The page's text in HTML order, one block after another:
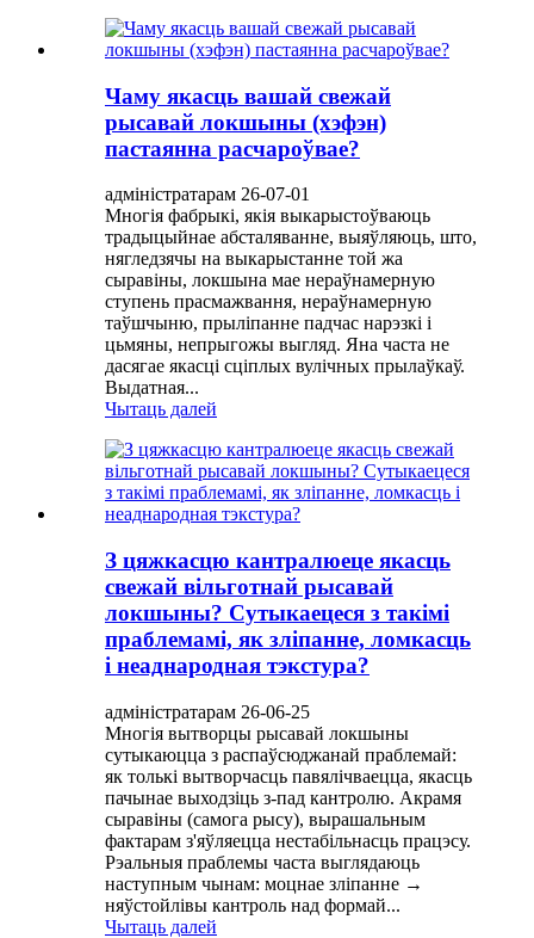
Чаму якасць вашай свежай
рысавай локшыны (хэфэн)
пастаянна расчароўвае?
адміністратарам 26-07-01
Многія фабрыкі, якія выкарыстоўваюць
традыцыйнае абсталяванне, выяўляюць, што,
нягледзячы на ​​выкарыстанне той жа
сыравіны, локшына мае нераўнамерную
ступень прасмажвання, нераўнамерную
таўшчыню, прыліпанне падчас нарэзкі і
цьмяны, непрыгожы выгляд. Яна часта не
дасягае якасці сціплых вулічных прылаўкаў.
Выдатная...
Чытаць далей
З цяжкасцю кантралюеце якасць
свежай вільготнай рысавай
локшыны? Сутыкаецеся з такімі
праблемамі, як зліпанне, ломкасць
і неаднародная тэкстура?
адміністратарам 26-06-25
Многія вытворцы рысавай локшыны
сутыкаюцца з распаўсюджанай праблемай:
як толькі вытворчасць павялічваецца, якасць
пачынае выходзіць з-пад кантролю. Акрамя
сыравіны (самога рысу), вырашальным
фактарам з'яўляецца нестабільнасць працэсу.
Рэальныя праблемы часта выглядаюць
наступным чынам: моцнае зліпанне →
няўстойлівы кантроль над формай...
Чытаць далей